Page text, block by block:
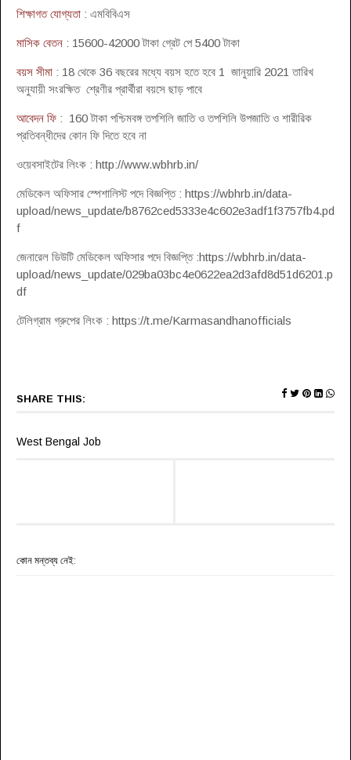
শিক্ষাগত যোগ্যতা : এমবিবিএস
মাসিক বেতন : 15600-42000 টাকা গ্রেট পে 5400 টাকা
বয়স সীমা : 18 থেকে 36 বছরের মধ্যে বয়স হতে হবে 1 জানুয়ারি 2021 তারিখ
অনুযায়ী সংরক্ষিত শ্রেণীর প্রার্থীরা বয়সে ছাড় পাবে
আবেদন ফি : 160 টাকা পশ্চিমবঙ্গ তপশিলি জাতি ও তপশিলি উপজাতি ও শারীরিক
প্রতিবন্ধীদের কোন ফি দিতে হবে না
ওয়েবসাইটের লিংক : http://www.wbhrb.in/
মেডিকেল অফিসার স্পেশালিস্ট পদে বিজ্ঞপ্তি : https://wbhrb.in/data-
upload/news_update/b8762ced5333e4c602e3adf1f3757fb4.pd
f
জেনারেল ডিউটি মেডিকেল অফিসার পদে বিজ্ঞপ্তি :https://wbhrb.in/data-
upload/news_update/029ba03bc4e0622ea2d3afd8d51d6201.p
df
টেলিগ্রাম গ্রুপের লিংক : https://t.me/Karmasandhanofficials
SHARE THIS:
West Bengal Job
কোন মন্তব্য নেই: